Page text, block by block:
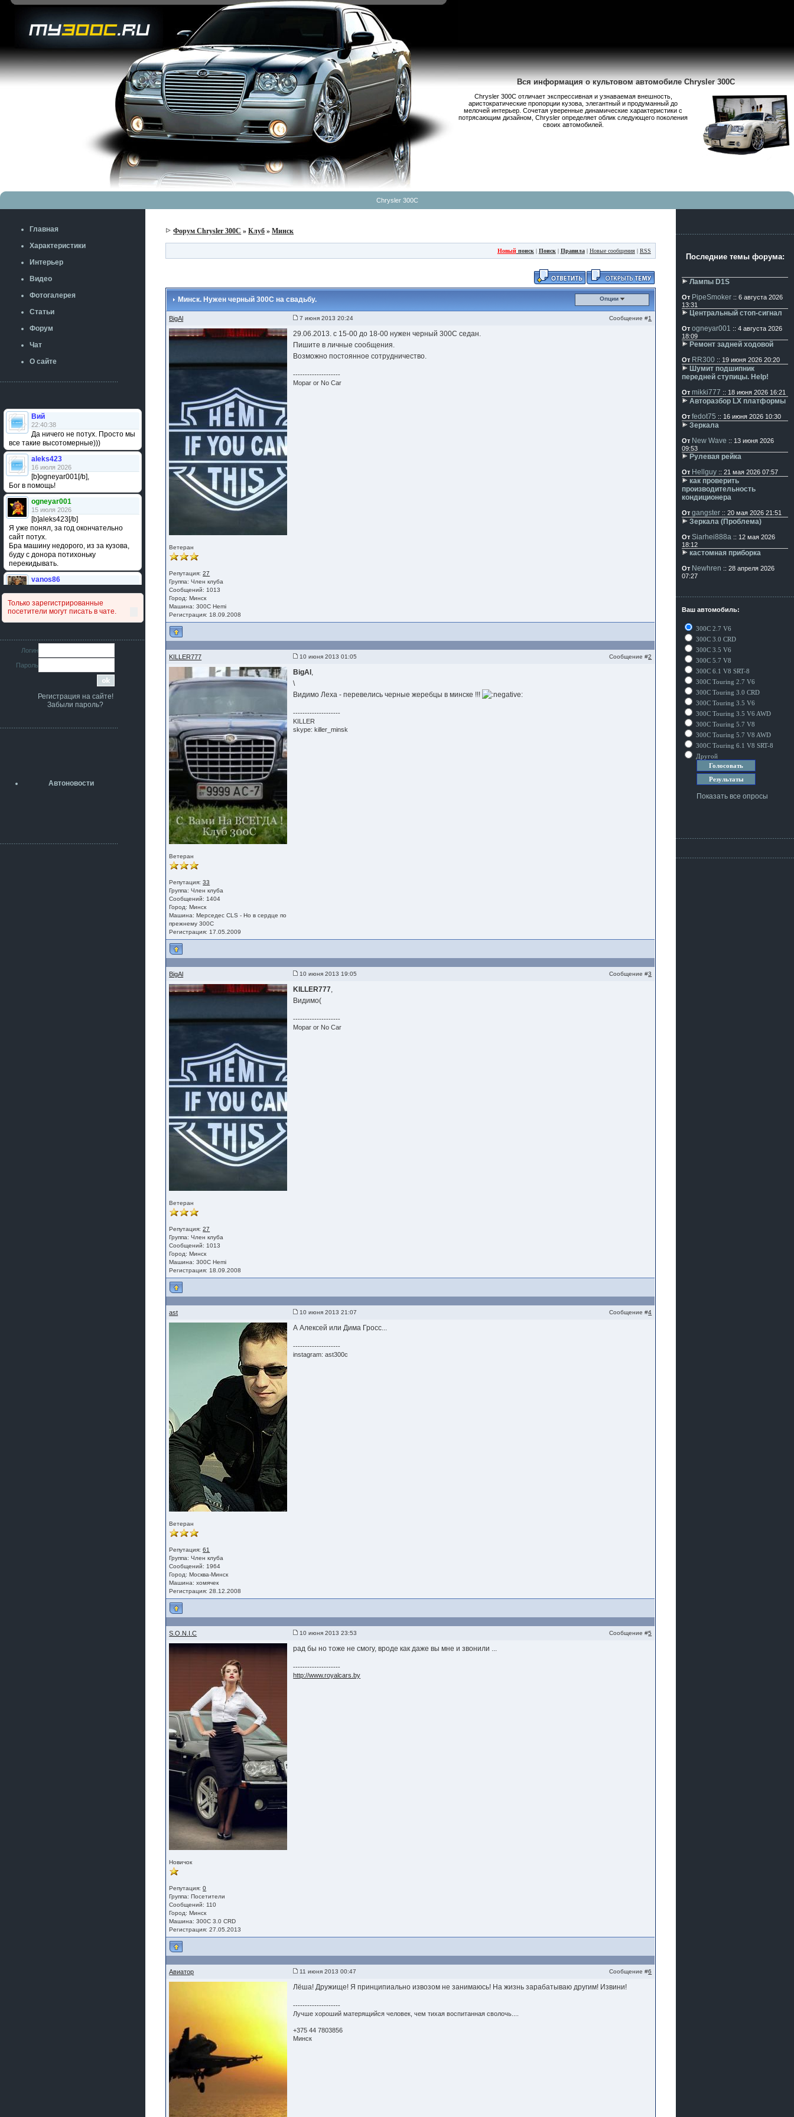
Вся информация о культовом автомобиле Chrysler 300C
Chrysler 300С отличает экспрессивная и узнаваемая внешность,
аристократические пропорции кузова, элегантный и продуманный до
мелочей интерьер. Сочетая уверенные динамические характеристики с
потрясающим дизайном, Chrysler определяет облик следующего поколения
своих автомобилей.
Chrysler 300C
Главная
Характеристики
Интерьер
Видео
Фотогалерея
Статьи
Форум
Чат
О сайте
Вий
22:40:38
Да ничего не потух. Просто мы
все такие высотомерные)))
aleks423
16 июля 2026
[b]ogneyar001[/b],
Бог в помощь!
ogneyar001
15 июля 2026
[b]aleks423[/b]
Я уже понял, за год окончательно
сайт потух.
Бра машину недорого, из за кузова,
буду с донора потихоньку
перекидывать.
vanos86
сравнивал подушку акпп бензиновой и
дизельной машины намера
4578063AG и 4578061AG? По фото
iMrCoffeeBLR4
11 июля 2026
[b]era124[/b],
Ага понял буду знать спасибо
era124
7 июля 2026
разболтовка 5х114.3 спокойно
А здесь уже кладбищенская тишина...
Только зарегистрированные
посетители могут писать в чате.
Логин
Пароль
Регистрация на сайте!
Забыли пароль?
Автоновости
Форум Chrysler 300C »Клуб »Минск
Новыйпоиск| Поиск| Правила| Новые сообщения| RSS
Минск. Нужен черный 300С на свадьбу. Опции
BigAl 7 июня 2013 20:24 Сообщение #1
Ветеран
Репутация:27
Группа:Член клуба
Сообщений: 1013
Город: Минск
Машина: 300С Hemi
Регистрация: 18.09.2008
29.06.2013. с 15-00 до 18-00 нужен черный 300С седан.
Пишите в личные сообщения.
Возможно постоянное сотрудничество.
--------------------
Mopar or No Car
KILLER777 10 июня 2013 01:05 Сообщение #2
Ветеран
Репутация:33
Группа:Член клуба
Сообщений: 1404
Город: Минск
Машина: Мерседес CLS - Но в сердце по
прежнему 300С
Регистрация: 17.05.2009
BigAl ,
\
Видимо Леха - перевелись черные жеребцы в минске !!!
--------------------
KILLER
skype: killer_minsk
BigAl 10 июня 2013 19:05 Сообщение #3
Ветеран
Репутация:27
Группа:Член клуба
Сообщений: 1013
Город: Минск
Машина: 300С Hemi
Регистрация: 18.09.2008
KILLER777,
Видимо(
--------------------
Mopar or No Car
ast 10 июня 2013 21:07 Сообщение #4
Ветеран
Репутация:61
Группа:Член клуба
Сообщений: 1964
Город: Москва-Минск
Машина: хомячек
Регистрация: 28.12.2008
А Алексей или Дима Гросс...
--------------------
instagram: ast300c
S.O.N.I.C 10 июня 2013 23:53 Сообщение #5
Новичок
Репутация:0
Группа:Посетители
Сообщений: 110
Город: Минск
Машина: 300С 3.0 CRD
Регистрация: 27.05.2013
рад бы но тоже не смогу, вроде как даже вы мне и звонили ...
--------------------
http://www.royalcars.by
Авиатор 11 июня 2013 00:47 Сообщение #6
Лёша! Дружище! Я принципиально извозом не занимаюсь! На жизнь зарабатываю другим! Извини!
--------------------
Лучше хороший матерящийся человек, чем тихая воспитанная сволочь....
+375 44 7803856
Минск
Последние темы форума:
Лампы D1S
От PipeSmoker :: 6 августа 2026
13:31
Центральный стоп-сигнал
От ogneyar001 :: 4 августа 2026
18:09
Ремонт задней ходовой
От RR300 :: 19 июня 2026 20:20
Шумит подшипник
передней ступицы. Help!
От mikki777 :: 18 июня 2026 16:21
Авторазбор LX платформы
От fedot75 :: 16 июня 2026 10:30
Зеркала
От New Wave :: 13 июня 2026
09:53
Рулевая рейка
От Hellguy :: 21 мая 2026 07:57
как проверить
производительность
кондиционера
От gangster :: 20 мая 2026 21:51
Зеркала (Проблема)
От Siarhei888a :: 12 мая 2026
18:12
кастомная приборка
От Newhren :: 28 апреля 2026
07:27
Ваш автомобиль:
300C 2.7 V6
300C 3.0 CRD
300C 3.5 V6
300C 5.7 V8
300C 6.1 V8 SRT-8
300C Touring 2.7 V6
300C Touring 3.0 CRD
300C Touring 3.5 V6
300C Touring 3.5 V6 AWD
300C Touring 5.7 V8
300C Touring 5.7 V8 AWD
300C Touring 6.1 V8 SRT-8
Другой
Показать все опросы